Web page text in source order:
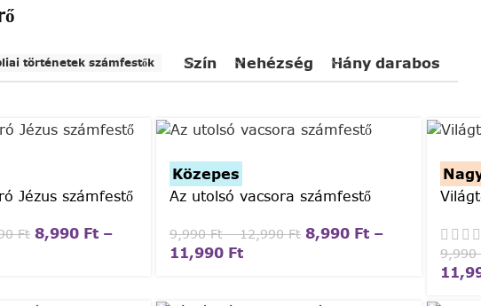
történetek számfestők Szín Nehézség Hány darabos
Jézus számfestő
Ft 8,990 Ft –
Közepes
Az utolsó vacsora számfestő
9,990Ft – 12,990Ft 8,990 Ft –
11,990 Ft 9,990